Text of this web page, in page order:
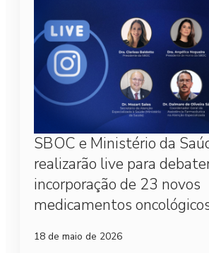
SBOC e Ministério da
realizarão live para
incorporação de 23 novos
medicamentos
18 de maio de 2026